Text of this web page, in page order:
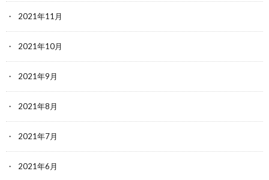
2021年11月
2021年10月
2021年9月
2021年8月
2021年7月
2021年6月